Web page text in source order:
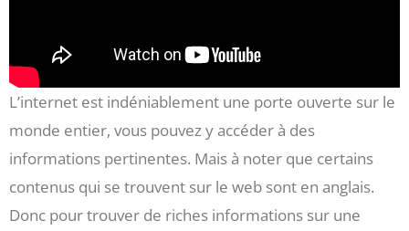
L’internet est indéniablement une porte ouverte sur le
monde entier, vous pouvez y accéder à des
informations pertinentes. Mais à noter que certains
contenus qui se trouvent sur le web sont en anglais.
Donc pour trouver de riches informations sur une